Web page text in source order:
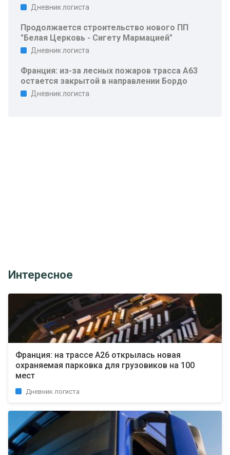
Дневник логиста
Продолжается строительство нового ПП
"Белая Церковь - Сигету Мармацией"
Дневник логиста
Франция: из-за лесных пожаров трасса A63
остается закрытой в направлении Бордо
Дневник логиста
Интересное
Франция: на трассе A26 открылась новая
охраняемая парковка для грузовиков на 100
мест
Дневник логиста